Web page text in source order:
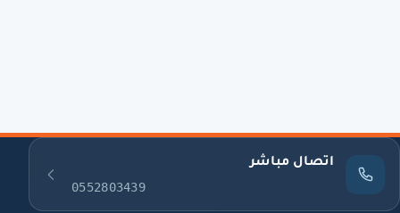
اتصال مباشر
0552803439